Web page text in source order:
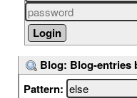
Blog: Blog-entries
Pattern: